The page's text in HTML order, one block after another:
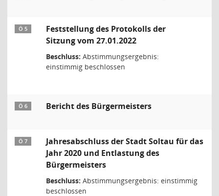
Ö 5
Feststellung des Protokolls der
Sitzung vom 27.01.2022
Beschluss: Abstimmungsergebnis:
einstimmig beschlossen
Ö 6 Bericht des Bürgermeisters
Ö 7
Jahresabschluss der Stadt Soltau für das
Jahr 2020 und Entlastung des
Bürgermeisters
Beschluss: Abstimmungsergebnis: einstimmig
beschlossen